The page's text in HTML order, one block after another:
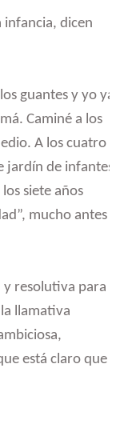
infancia, dicen
guantes y yo ya
Caminé a los
A los cuatro
jardín de infantes
siete años
mucho antes
y resolutiva para
llamativa
está claro que